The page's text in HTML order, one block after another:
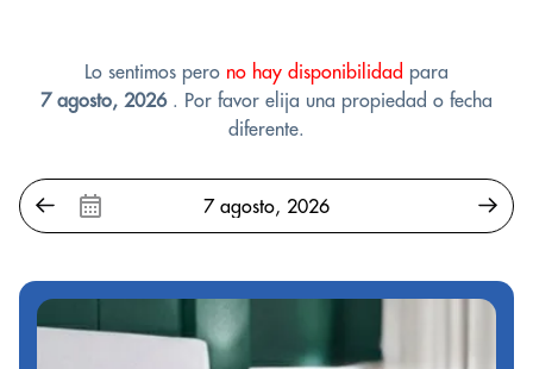
Lo sentimos pero no hay disponibilidad para
7 agosto, 2026. Por favor elija una propiedad o fecha
diferente.